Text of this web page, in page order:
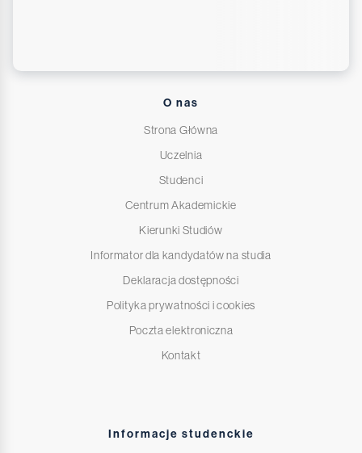
O nas
Strona Główna
Uczelnia
Studenci
Centrum Akademickie
Kierunki Studiów
Informator dla kandydatów na studia
Deklaracja dostępności
Polityka prywatności i cookies
Poczta elektroniczna
Kontakt
Informacje studenckie